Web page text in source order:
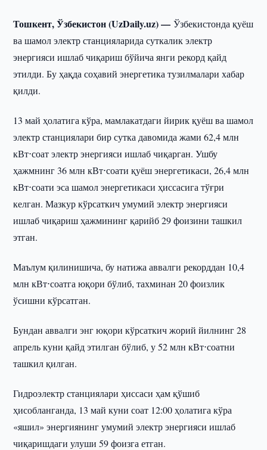
Тошкент, Ўзбекистон (UzDaily.uz) —Ўзбекистонда қуёш
ва шамол электр станцияларида суткалик электр
энергияси ишлаб чиқариш бўйича янги рекорд қайд
этилди. Бу ҳақда соҳавий энергетика тузилмалари хабар
қилди.
13 май ҳолатига кўра, мамлакатдаги йирик қуёш ва шамол
электр станциялари бир сутка давомида жами 62,4 млн
кВт⋅соат электр энергияси ишлаб чиқарган. Ушбу
ҳажмнинг 36 млн кВт⋅соати қуёш энергетикаси, 26,4 млн
кВт⋅соати эса шамол энергетикаси ҳиссасига тўғри
келган. Мазкур кўрсаткич умумий электр энергияси
ишлаб чиқариш ҳажмининг қарийб 29 фоизини ташкил
этган.
Маълум қилинишича, бу натижа аввалги рекорддан 10,4
млн кВт⋅соатга юқори бўлиб, тахминан 20 фоизлик
ўсишни кўрсатган.
Бундан аввалги энг юқори кўрсаткич жорий йилнинг 28
апрель куни қайд этилган бўлиб, у 52 млн кВт⋅соатни
ташкил қилган.
Гидроэлектр станциялари ҳиссаси ҳам қўшиб
ҳисобланганда, 13 май куни соат 12:00 ҳолатига кўра
«яшил» энергиянинг умумий электр энергияси ишлаб
чиқаришдаги улуши 59 фоизга етган.